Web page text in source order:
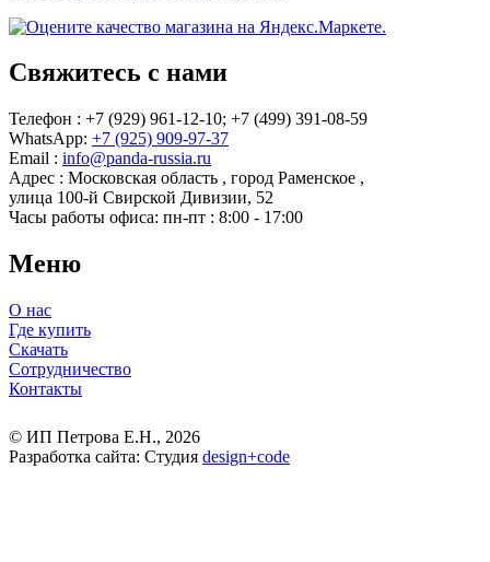
Свяжитесь с нами
Телефон : +7 (929) 961-12-10; +7 (499) 391-08-59
WhatsApp: +7 (925) 909-97-37
Email : info@panda-russia.ru
Адрес : Московская область , город Раменское ,
улица 100-й Свирской Дивизии, 52
Часы работы офиса: пн-пт : 8:00 - 17:00
Меню
О нас
Где купить
Скачать
Сотрудничество
Контакты
© ИП Петрова Е.Н., 2026
Разработка сайта: Студия design+code